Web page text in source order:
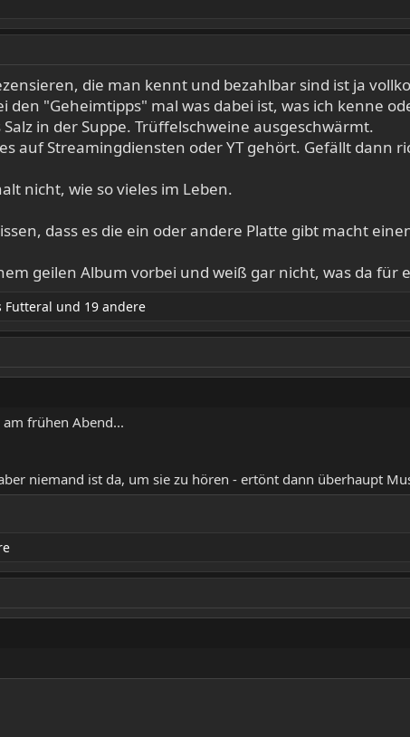
die man kennt und bezahlbar sind ist ja
"Geheimtipps" mal was dabei ist, was ich kenne
in der Suppe. Trüffelschweine ausgeschwärmt.
auf Streamingdiensten oder YT gehört. Gefällt dann
nicht, wie so vieles im Leben.
dass es die ein oder andere Platte gibt macht
geilen Album vorbei und weiß gar nicht, was da für
Futteral und 19 andere
frühen Abend...
niemand ist da, um sie zu hören - ertönt dann überhaupt